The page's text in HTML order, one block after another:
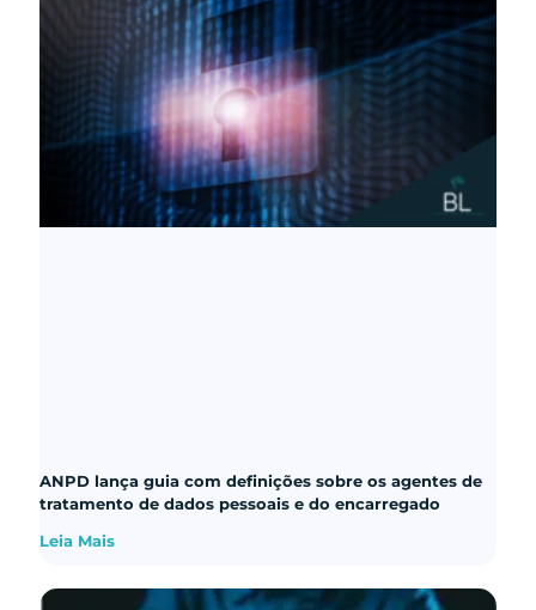
ANPD lança guia com definições sobre os agentes de
tratamento de dados pessoais e do encarregado
Leia Mais